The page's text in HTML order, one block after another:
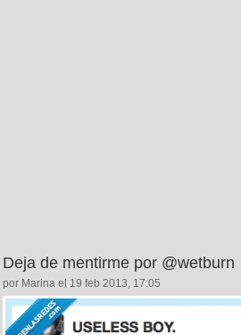
Deja de mentirme por @wetburn
por Marina el 19 feb 2013, 17:05